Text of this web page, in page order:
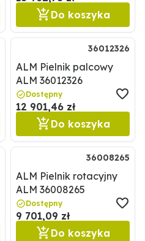
Do koszyka
36012326
ALM Pielnik palcowy
ALM 36012326
Dostępny
12 901,46 zł
Do koszyka
36008265
ALM Pielnik rotacyjny
ALM 36008265
Dostępny
9 701,09 zł
Do koszyka